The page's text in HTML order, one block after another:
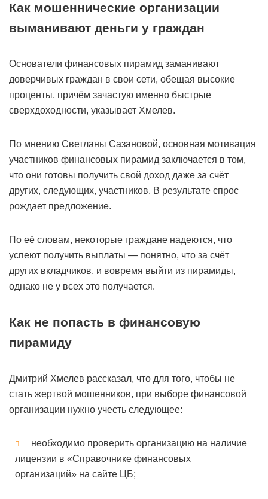
Как мошеннические организации
выманивают деньги у граждан
Основатели финансовых пирамид заманивают
доверчивых граждан в свои сети, обещая высокие
проценты, причём зачастую именно быстрые
сверхдоходности, указывает Хмелев.
По мнению Светланы Сазановой, основная мотивация
участников финансовых пирамид заключается в том,
что они готовы получить свой доход даже за счёт
других, следующих, участников. В результате спрос
рождает предложение.
По её словам, некоторые граждане надеются, что
успеют получить выплаты — понятно, что за счёт
других вкладчиков, и вовремя выйти из пирамиды,
однако не у всех это получается.
Как не попасть в финансовую
пирамиду
Дмитрий Хмелев рассказал, что для того, чтобы не
стать жертвой мошенников, при выборе финансовой
организации нужно учесть следующее:
необходимо проверить организацию на наличие
лицензии в «Справочнике финансовых
организаций» на сайте ЦБ;